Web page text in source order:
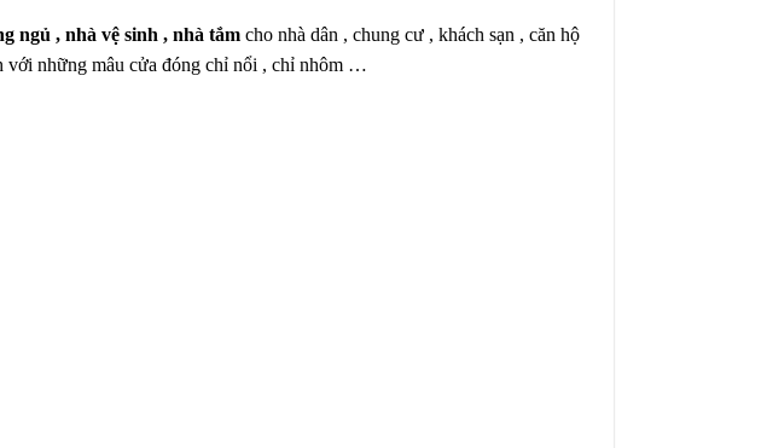
ngủ , nhà vệ sinh , nhà tắm cho nhà dân , chung cư , khách sạn , căn hộ
với những mâu cửa đóng chỉ nổi , chỉ nhôm …